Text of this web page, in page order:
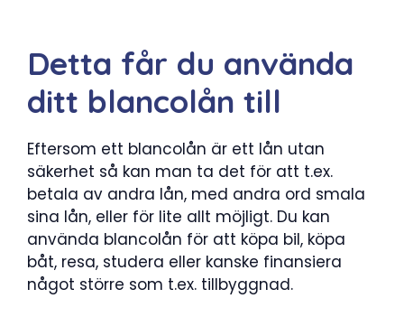
Detta får du använda
ditt blancolån till
Eftersom ett blancolån är ett lån utan
säkerhet så kan man ta det för att t.ex.
betala av andra lån, med andra ord smala
sina lån, eller för lite allt möjligt. Du kan
använda blancolån för att köpa bil, köpa
båt, resa, studera eller kanske finansiera
något större som t.ex. tillbyggnad.